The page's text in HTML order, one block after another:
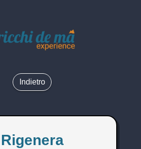
Indietro
Rigenera